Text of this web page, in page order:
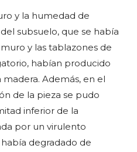
y la humedad de
subsuelo, que se había
y las tablazones de
habían producido
Además, en el
de la pieza se pudo
inferior de la
por un virulento
degradado de